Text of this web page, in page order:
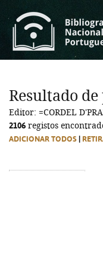
Resultado de
Editor: =CORDEL
2106 registos
ADICIONAR TODOS